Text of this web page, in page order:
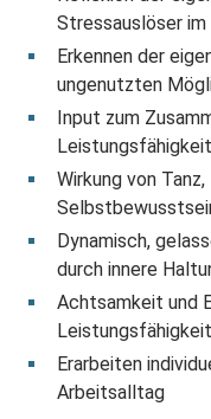
Stressauslöser
Erkennen der
ungenutzten
Input zum
Leistungsfähigkeit
Wirkung von
Dynamisch,
durch innere
Achtsamkeit und
Erarbeiten
Arbeitsalltag